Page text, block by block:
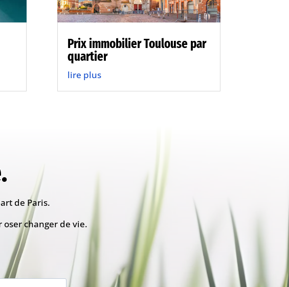
Prix immobilier Toulouse par
quartier
lire plus
de Paris.
changer de vie.